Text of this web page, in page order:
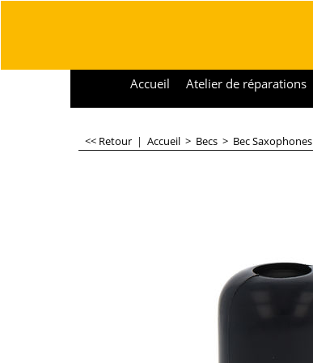
Accueil Atelier de réparations
<< Retour | Accueil > Becs > Bec Saxophones